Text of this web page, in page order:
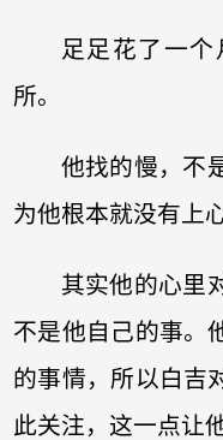
足足花了一
所。
他找的慢，不
为他根本就没有上心
其实他的心里
不是他自己的事。
的事情，所以白吉
此关注，这一点让